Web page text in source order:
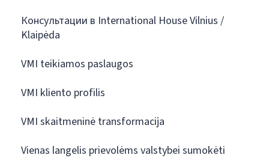
Консультации в International House Vilnius /
Klaipėda
VMI teikiamos paslaugos
VMI kliento profilis
VMI skaitmeninė transformacija
Vienas langelis prievolėms valstybei sumokėti